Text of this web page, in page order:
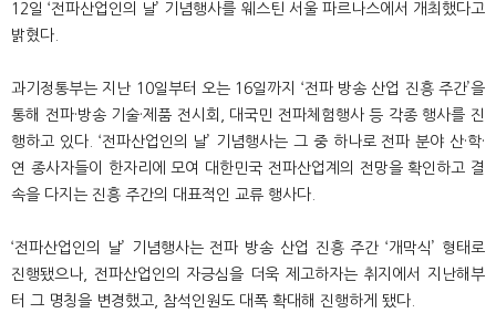
12일 ‘전파산업인의 날’ 기념행사를 웨스틴 서울 파르나스에서 개최했다고
밝혔다.
과기정통부는 지난 10일부터 오는 16일까지 ‘전파 방송 산업 진흥 주간’을
통해 전파·방송 기술·제품 전시회, 대국민 전파체험행사 등 각종 행사를 진
행하고 있다. ‘전파산업인의 날’ 기념행사는 그 중 하나로 전파 분야 산·학·
연 종사자들이 한자리에 모여 대한민국 전파산업계의 전망을 확인하고 결
속을 다지는 진흥 주간의 대표적인 교류 행사다.
‘전파산업인의 날’ 기념행사는 전파 방송 산업 진흥 주간 ‘개막식’ 형태로
진행됐으나, 전파산업인의 자긍심을 더욱 제고하자는 취지에서 지난해부
터 그 명칭을 변경했고, 참석인원도 대폭 확대해 진행하게 됐다.